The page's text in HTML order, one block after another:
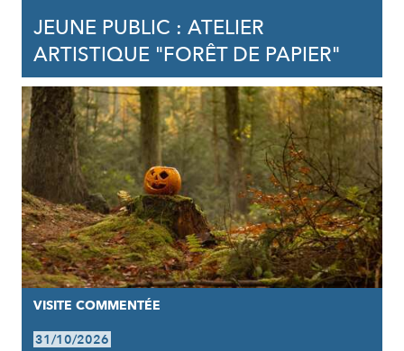
JEUNE PUBLIC : ATELIER
ARTISTIQUE "FORÊT DE PAPIER"
VISITE COMMENTÉE
31/10/2026